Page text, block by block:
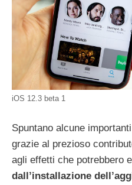
iOS 12.3 beta 1
Spuntano alcune
grazie al prezioso
agli effetti che potrebbero
dall’installazione